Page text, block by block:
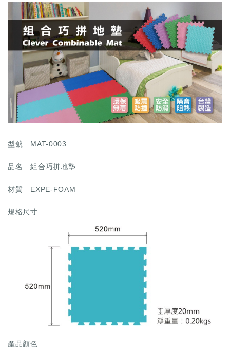
型號 MAT-0003
品名 組合巧拼地墊
材質 EXPE-FOAM
規格尺寸
產品顏色